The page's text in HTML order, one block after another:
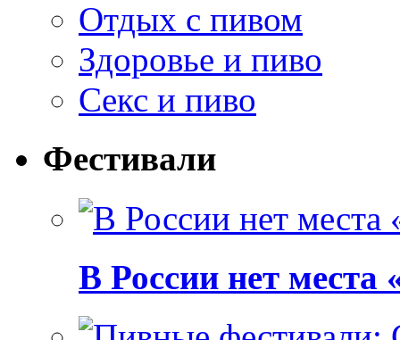
Отдых с пивом
Здоровье и пиво
Секс и пиво
Фестивали
В России нет места